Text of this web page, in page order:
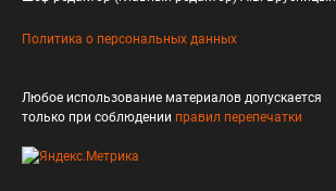
Политика о персональных данных
Любое использование материалов допускается
только при соблюдении правил перепечатки